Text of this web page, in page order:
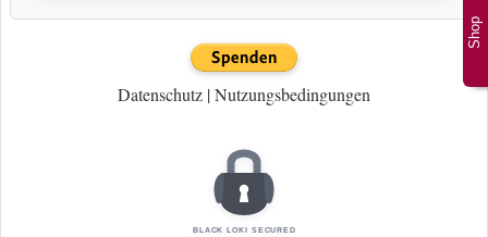
Shop
Datenschutz |Nutzungsbedingungen
BLACK LOKI SECURED